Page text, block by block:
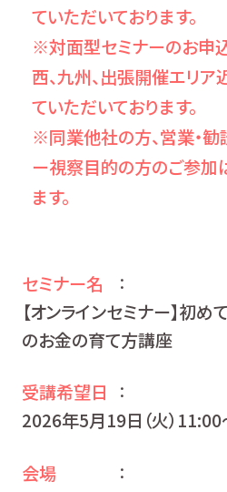
ていただいております。
※対面型セミナーのお申
西、九州、出張開催エリ
ていただいております。
※同業他社の方、営業・勧
ー視察目的の方のご参加
ます。
セミナー名 ：
【オンラインセミナー】初め
のお金の育て方講座
受講希望日 ：
2026年5月19日（火）
会場 ：